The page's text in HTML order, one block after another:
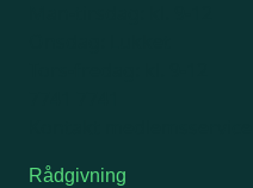
Rådgivning